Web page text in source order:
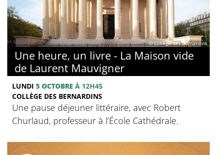
© Collège des Bernardins
Une heure, un livre - La Maison vide
de Laurent Mauvigner
LUNDI 5 OCTOBRE À 12H45
COLLÈGE DES BERNARDINS
Une pause déjeuner littéraire, avec Robert
Churlaud, professeur à l’École Cathédrale.